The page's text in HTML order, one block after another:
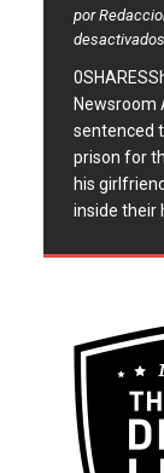
por
desactivados
Newsroom
sentenced
prison for
his
inside their